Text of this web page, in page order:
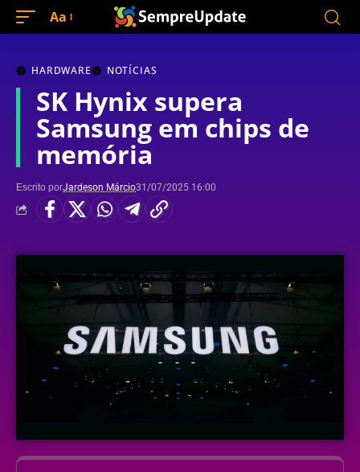
Aa
HARDWARE NOTÍCIAS
SK Hynix supera
Samsung em chips de
memória
Escrito porJardeson Márcio31/07/2025 16:00